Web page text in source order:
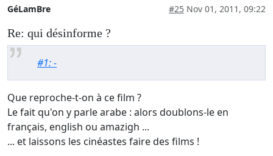
GéLamBre #25 Nov 01, 2011, 09:22
Re: qui désinforme ?
#1: -
Que reproche-t-on à ce film ?
Le fait qu'on y parle arabe : alors doublons-le en
français, english ou amazigh ...
... et laissons les cinéastes faire des films !